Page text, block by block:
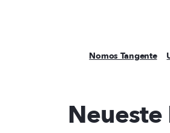
Nomos Tangente